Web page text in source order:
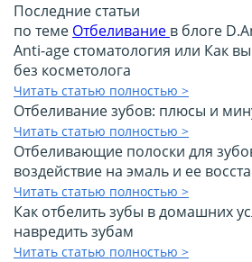
Последние статьи
по теме Отбеливание в блоге
Anti-age стоматология или Как
без косметолога
Читать статью полностью >
Отбеливание зубов: плюсы и
Читать статью полностью >
Отбеливающие полоски для
воздействие на эмаль и ее
Читать статью полностью >
Как отбелить зубы в домашних
навредить зубам
Читать статью полностью >